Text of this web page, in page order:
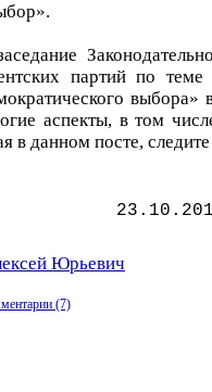
партий по теме
выбора»
аспекты, в том
в данном посте,
Юрьевич
(7)